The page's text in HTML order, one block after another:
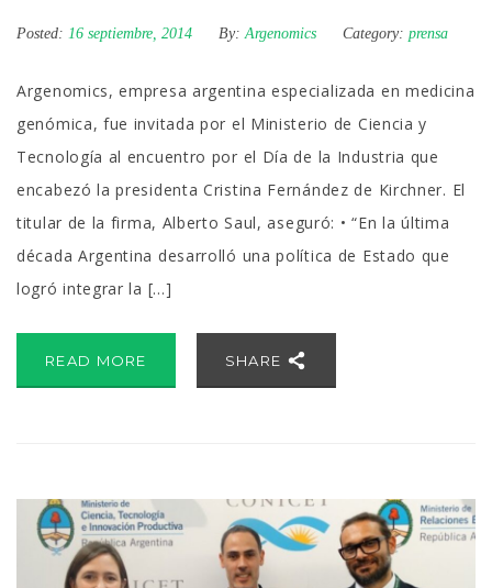
Posted: 16 septiembre, 2014 By: Argenomics Category: prensa
Argenomics, empresa argentina especializada en medicina
genómica, fue invitada por el Ministerio de Ciencia y
Tecnología al encuentro por el Día de la Industria que
encabezó la presidenta Cristina Fernández de Kirchner. El
titular de la firma, Alberto Saul, aseguró: • “En la última
década Argentina desarrolló una política de Estado que
logró integrar la […]
READ MORE SHARE